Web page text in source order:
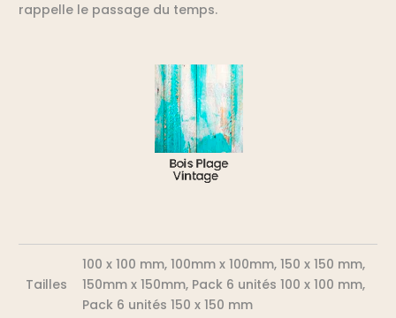
rappelle le passage du temps.
Tailles
100 x 100 mm, 100mm x 100mm, 150 x 150 mm,
150mm x 150mm, Pack 6 unités 100 x 100 mm,
Pack 6 unités 150 x 150 mm